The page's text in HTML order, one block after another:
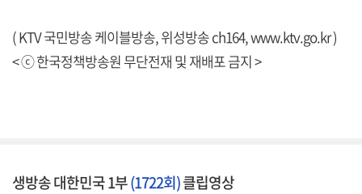
( KTV 국민방송 케이블방송, 위성방송 ch164,www.ktv.go.kr)
< ⓒ 한국정책방송원 무단전재 및 재배포 금지 >
생방송 대한민국 1부(1722회)클립영상